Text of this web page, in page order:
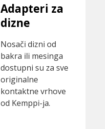
Adapteri za
dizne
Nosači dizni od
bakra ili mesinga
dostupni su za sve
originalne
kontaktne vrhove
od Kemppi-ja.